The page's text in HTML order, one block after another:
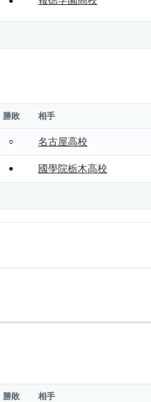
勝敗 相手
○ 名古屋高校
● 國學院栃木高校
勝敗 相手